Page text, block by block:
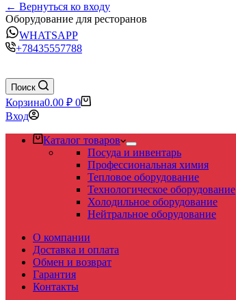
← Вернуться ко входу
Оборудование для ресторанов
WHATSAPP
+78435557788
Поиск
Корзина0.00 ₽ 0
Вход
Каталог товаров
Посуда и инвентарь
Профессиональная химия
Тепловое оборудование
Технологическое оборудование
Холодильное оборудование
Нейтральное оборудование
О компании
Доставка и оплата
Обмен и возврат
Гарантия
Контакты